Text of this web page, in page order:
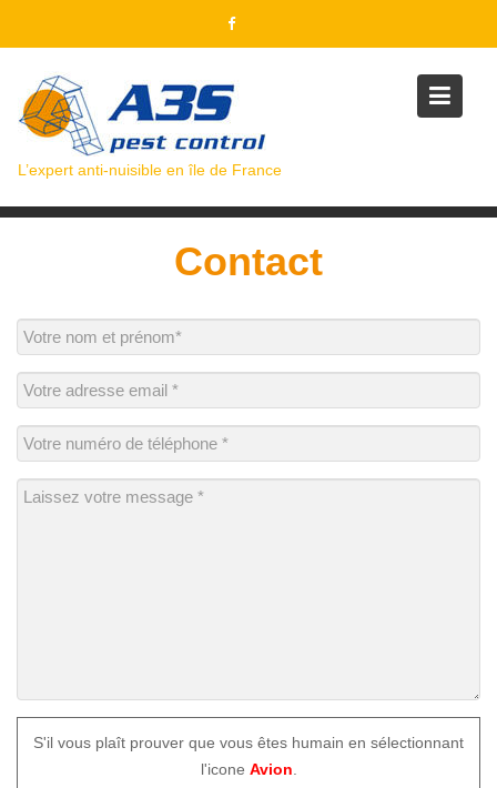
L’expert anti-nuisible en île de France
Contact
S'il vous plaît prouver que vous êtes humain en sélectionnant
l'icone Avion